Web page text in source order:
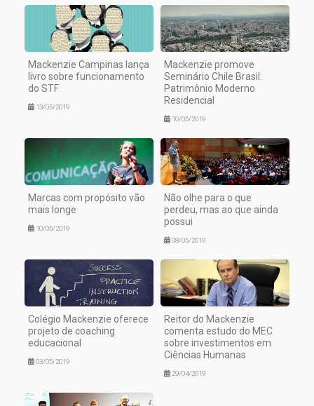
Mackenzie Campinas lança
livro sobre funcionamento
do STF
13/05/2019
Mackenzie promove
Seminário Chile Brasil:
Patrimônio Moderno
Residencial
10/05/2019
Marcas com propósito vão
mais longe
10/05/2019
Não olhe para o que
perdeu, mas ao que ainda
possui
08/05/2019
Colégio Mackenzie oferece
projeto de coaching
educacional
03/05/2019
Reitor do Mackenzie
comenta estudo do MEC
sobre investimentos em
Ciências Humanas
29/04/2019